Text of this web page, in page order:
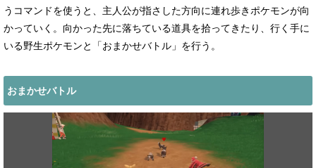
うコマンドを使うと、主人公が指さした方向に連れ歩きポケモンが向
かっていく。向かった先に落ちている道具を拾ってきたり、行く手に
いる野生ポケモンと「おまかせバトル」を行う。
おまかせバトル